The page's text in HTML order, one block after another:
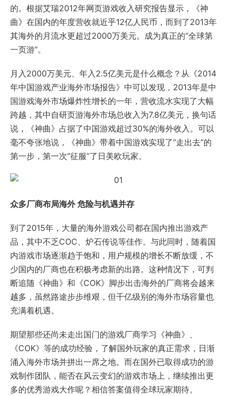
的。根据艾瑞2012年网页游戏收入研究报告显示，《神
曲》在国内的年度营收就近乎12亿人民币，而到了2013年
其海外的月流水更超过2000万美元。成为真正的“全球第
一页游”。
月入2000万美元、年入2.5亿美元是什么概念？从《2014
年中国游戏产业海外市场报告》中可以发现，2013年是中
国游戏海外市场爆炸性增长的一年，营收流水实现了大幅
跨越，其中自研页游海外市场总收入为7.8亿美元，换句话
说，《神曲》占据了中国游戏超过30%的海外收入。可以
毫不夸张地说，《神曲》带着中国游戏实现了“走出去”的
第一步，第一次”征服“了日美欧玩家。
众多厂商布局海外 危险与机遇并存
到了2015年，大量的海外游戏公司都在国内推出游戏产
品，其中不乏COC、炉石传说等佳作。与此同时，随着国
内游戏市场逐渐趋于饱和，用户规模的增长不断放缓，不
少国内的厂商也在积极考虑新的出路。这种情况下， 可判
断追随《神曲》和《COK》脚步出击海外的厂商将会越来
越多，虽然路途步步维艰，但千亿级别的海外市场容量也
充满着机遇。
期望那些还尚未走出国门的游戏厂商学习《神曲》、
《COK》等的成功经验，了解国外玩家的真正需求，日渐
涌入海外市场并拼出一席之地。而在国外已取得成功的游
戏制作团队，能否在风云变幻的游戏市场上，继续推出更
多的优秀游戏大作呢？相信答案值得全球玩家期待。